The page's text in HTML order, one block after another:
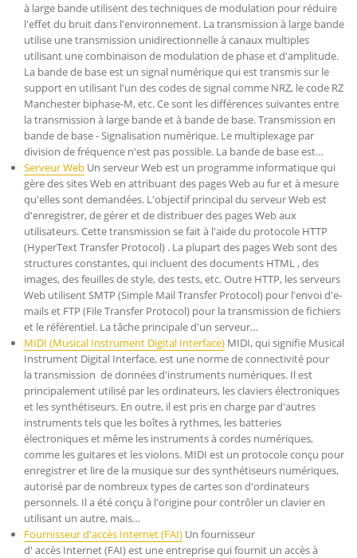
à large bande utilisent des techniques de modulation pour réduire
l'effet du bruit dans l'environnement. La transmission à large bande
utilise une transmission unidirectionnelle à canaux multiples
utilisant une combinaison de modulation de phase et d'amplitude.
La bande de base est un signal numérique qui est transmis sur le
support en utilisant l'un des codes de signal comme NRZ, le code RZ
Manchester biphase-M, etc. Ce sont les différences suivantes entre
la transmission à large bande et à bande de base. Transmission en
bande de base - Signalisation numérique. Le multiplexage par
division de fréquence n'est pas possible. La bande de base est…
Serveur Web Un serveur Web est un programme informatique qui
gère des sites Web en attribuant des pages Web au fur et à mesure
qu'elles sont demandées. L'objectif principal du serveur Web est
d'enregistrer, de gérer et de distribuer des pages Web aux
utilisateurs. Cette transmission se fait à l'aide du protocole HTTP
(HyperText Transfer Protocol) . La plupart des pages Web sont des
structures constantes, qui incluent des documents HTML , des
images, des feuilles de style, des tests, etc. Outre HTTP, les serveurs
Web utilisent SMTP (Simple Mail Transfer Protocol) pour l'envoi d'e-
mails et FTP (File Transfer Protocol) pour la transmission de fichiers
et le référentiel. La tâche principale d'un serveur…
MIDI (Musical Instrument Digital Interface) MIDI, qui signifie Musical
Instrument Digital Interface, est une norme de connectivité pour
la transmission de données d'instruments numériques. Il est
principalement utilisé par les ordinateurs, les claviers électroniques
et les synthétiseurs. En outre, il est pris en charge par d'autres
instruments tels que les boîtes à rythmes, les batteries
électroniques et même les instruments à cordes numériques,
comme les guitares et les violons. MIDI est un protocole conçu pour
enregistrer et lire de la musique sur des synthétiseurs numériques,
autorisé par de nombreux types de cartes son d'ordinateurs
personnels. Il a été conçu à l'origine pour contrôler un clavier en
utilisant un autre, mais…
Fournisseur d'accès Internet (FAI) Un fournisseur
d' accès Internet (FAI) est une entreprise qui fournit un accès à